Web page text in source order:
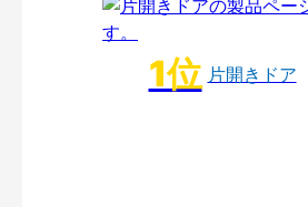
片開きドア